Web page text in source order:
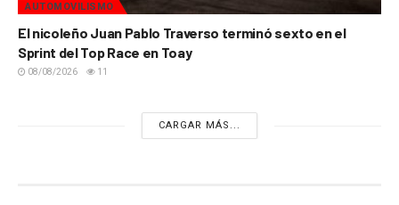
AUTOMOVILISMO
El nicoleño Juan Pablo Traverso terminó sexto en el
Sprint del Top Race en Toay
08/08/2026 11
CARGAR MÁS...